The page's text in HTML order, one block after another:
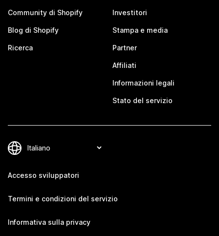
Community di Shopify
Blog di Shopify
Ricerca
Investitori
Stampa e media
Partner
Affiliati
Informazioni legali
Stato del servizio
Accesso sviluppatori
Termini e condizioni del servizio
Informativa sulla privacy